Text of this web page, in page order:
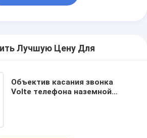
Лучшую Цену Для
Объектив касания звонка
Volte телефона наземной